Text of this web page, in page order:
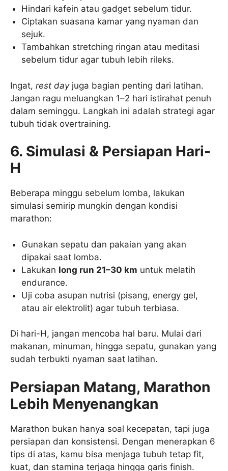
Hindari kafein atau gadget sebelum tidur.
Ciptakan suasana kamar yang nyaman dan
sejuk.
Tambahkan stretching ringan atau meditasi
sebelum tidur agar tubuh lebih rileks.
Ingat, rest dayjuga bagian penting dari latihan.
Jangan ragu meluangkan 1–2 hari istirahat penuh
dalam seminggu. Langkah ini adalah strategi agar
tubuh tidak overtraining.
6. Simulasi & Persiapan Hari-
H
Beberapa minggu sebelum lomba, lakukan
simulasi semirip mungkin dengan kondisi
marathon:
Gunakan sepatu dan pakaian yang akan
dipakai saat lomba.
Lakukan long run 21–30 km untuk melatih
endurance.
Uji coba asupan nutrisi (pisang, energy gel,
atau air elektrolit) agar tubuh terbiasa.
Di hari-H, jangan mencoba hal baru. Mulai dari
makanan, minuman, hingga sepatu, gunakan yang
sudah terbukti nyaman saat latihan.
Persiapan Matang, Marathon
Lebih Menyenangkan
Marathon bukan hanya soal kecepatan, tapi juga
persiapan dan konsistensi. Dengan menerapkan 6
tips di atas, kamu bisa menjaga tubuh tetap fit,
kuat, dan stamina terjaga hingga garis finish.